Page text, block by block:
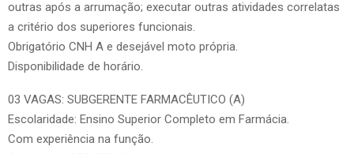
outras após a arrumação; executar outras atividades correlatas
a critério dos superiores funcionais.
Obrigatório CNH A e desejável moto própria.
Disponibilidade de horário.
03 VAGAS: SUBGERENTE FARMACÊUTICO (A)
Escolaridade: Ensino Superior Completo em Farmácia.
Com experiência na função.